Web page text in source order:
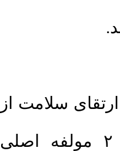
سلامت از
نگاه مشارکت کنندگان در تحقیق شامل ۲ مولفه اصلی